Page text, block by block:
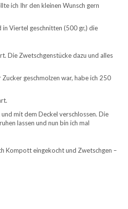
ich Ihr den kleinen Wunsch gern
Viertel geschnitten (500 gr,) die
Die Zwetschgenstücke dazu und alles
geschmolzen war, habe ich 250
mit dem Deckel verschlossen. Die
lassen und nun bin ich mal
Kompott eingekocht und Zwetschgen –